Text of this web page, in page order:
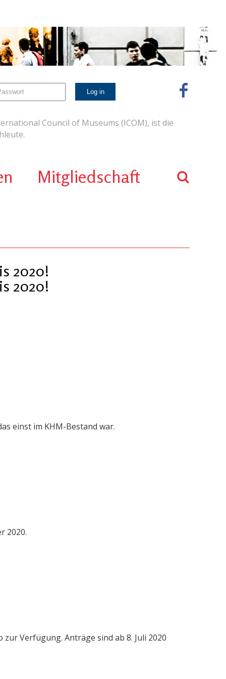
Council of Museums (ICOM), ist die
Mitgliedschaft
2020!
2020!
einst im KHM-Bestand war.
2020.
Verfügung. Anträge sind ab 8. Juli 2020